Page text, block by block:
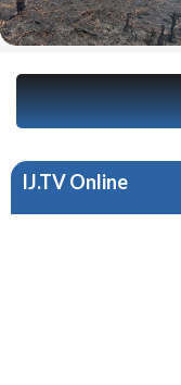
IJ.TV Online